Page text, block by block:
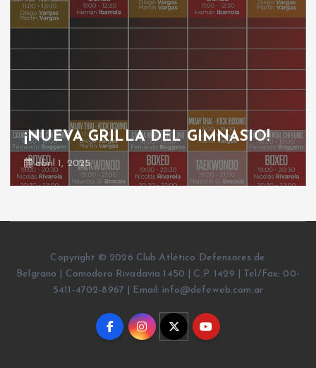
¡NUEVA GRILLA DEL GIMNASIO!
abril 1, 2025
Copyright © 2026 Club Atlético Defensores de
Belgrano | Comodoro Rivadavia 1450 | C.P. 1429 | Tel/Fax: 00-
5411-4702-8967 | Email: info@defeweb.com.ar